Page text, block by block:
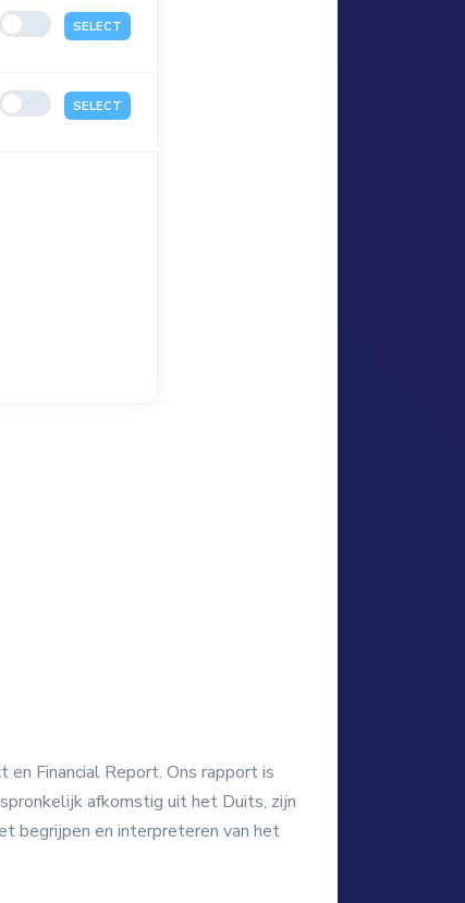
SELECT
SELECT
Financial Report. Ons rapport is
afkomstig uit het Duits, zijn
begrijpen en interpreteren van het